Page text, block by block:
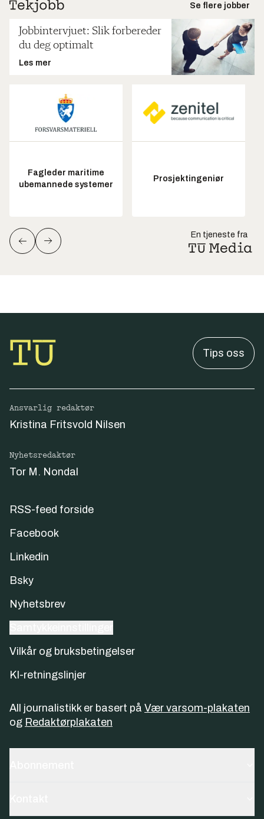
Se flere jobber
Jobbintervjuet: Slik forbereder
du deg optimalt
Les mer
Fagleder maritime
ubemannede systemer
Prosjektingeniør
En tjeneste fra
Tips oss
Ansvarlig redaktør
Kristina Fritsvold Nilsen
Nyhetsredaktør
Tor M. Nondal
RSS-feed forside
Facebook
Linkedin
Bsky
Nyhetsbrev
Vilkår og bruksbetingelser
KI-retningslinjer
All journalistikk er basert på Vær varsom-plakaten
og Redaktørplakaten